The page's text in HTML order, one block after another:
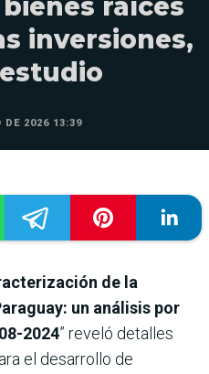
raíces
inversiones,
DE 2026 13:39
de la
un análisis por
2024” reveló detalles
el desarrollo de